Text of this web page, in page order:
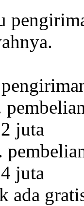
juta
juta
ada